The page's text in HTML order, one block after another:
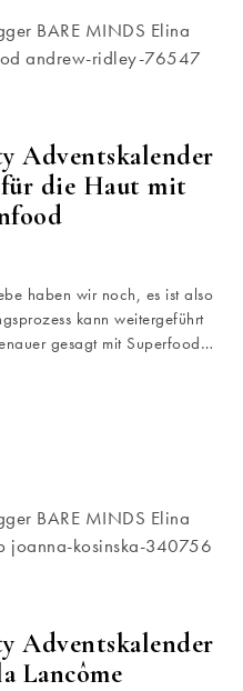
Adventskalender
für die Haut mit
haben wir noch, es ist also
kann weitergeführt
gesagt mit Superfood…
Adventskalender
Lancôme